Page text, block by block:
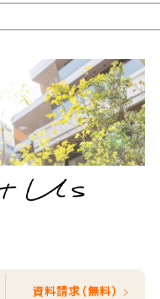
資料請求（無料）